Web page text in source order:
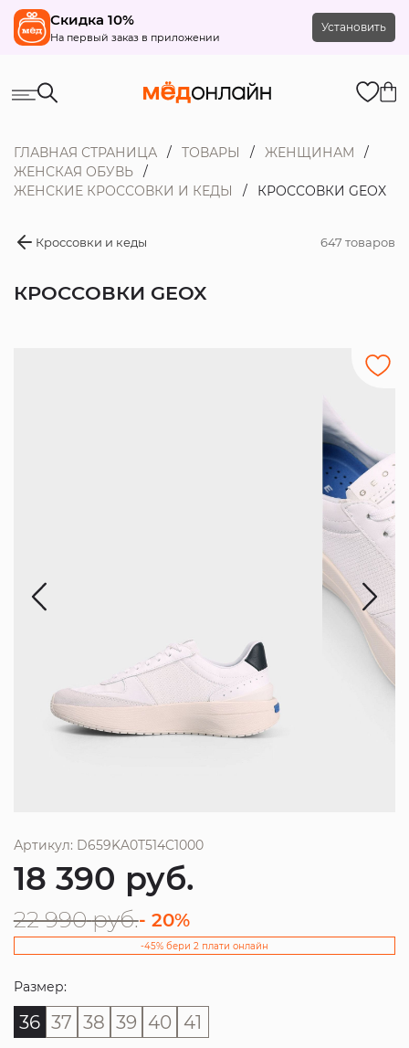
Скидка 10%
На первый заказ в приложении
Установить
ГЛАВНАЯ СТРАНИЦА ТОВАРЫ
ЖЕНЩИНАМ
ЖЕНСКАЯ ОБУВЬ
ЖЕНСКИЕ КРОССОВКИ И КЕДЫ
КРОССОВКИ GEOX
Кроссовки и кеды 647 товаров
КРОССОВКИ GEOX
Артикул: D659KA0T514C1000
18 390 руб.
22 990 руб.- 20%
-45% бери 2 плати онлайн
Размер:
36 37 38 39 40 41